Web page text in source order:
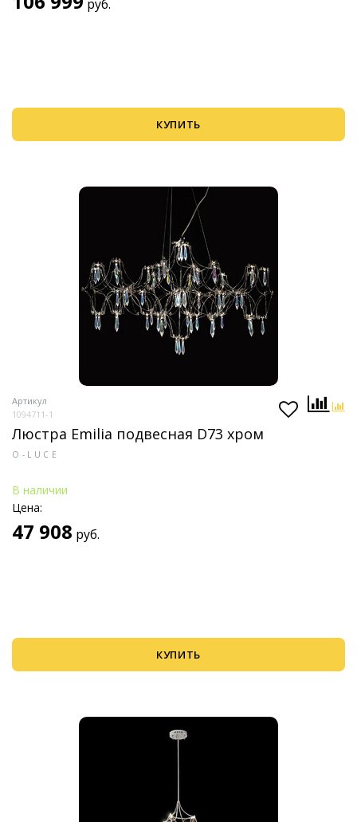
руб.
КУПИТЬ
Артикул
1094711-1
Люстра Emilia подвесная D73 хром
O-LUCE
В наличии
Цена:
47 908 руб.
КУПИТЬ